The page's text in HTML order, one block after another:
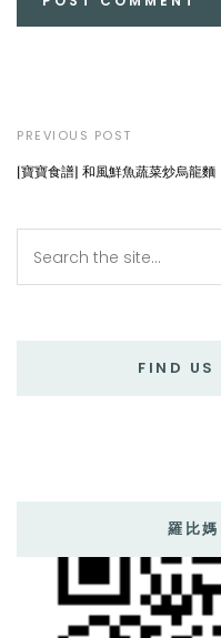
PREVIOUS POST
[寶寶食譜] 和風鮮魚蔬菜炒烏龍麵
FIND US
羅比